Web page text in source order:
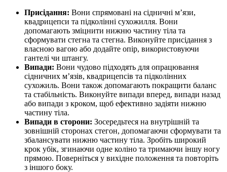
Присідання: Вони спрямовані на сідничні м’язи,
квадрицепси та підколінні сухожилля. Вони
допомагають зміцнити нижню частину тіла та
сформувати стегна та стегна. Виконуйте присідання з
власною вагою або додайте опір, використовуючи
гантелі чи штангу.
Випади: Вони чудово підходять для опрацювання
сідничних м’язів, квадрицепсів та підколінних
сухожиль. Вони також допомагають покращити баланс
та стабільність. Виконуйте випади вперед, випади назад
або випади з кроком, щоб ефективно задіяти нижню
частину тіла.
Випади в сторони: Зосередьтеся на внутрішній та
зовнішній сторонах стегон, допомагаючи сформувати та
збалансувати нижню частину тіла. Зробіть широкий
крок убік, згинаючи одне коліно та тримаючи іншу ногу
прямою. Поверніться у вихідне положення та повторіть
з іншого боку.